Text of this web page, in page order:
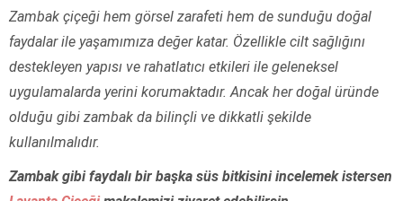
Zambak çiçeği hem görsel zarafeti hem de sunduğu doğal
faydalar ile yaşamımıza değer katar. Özellikle cilt sağlığını
destekleyen yapısı ve rahatlatıcı etkileri ile geleneksel
uygulamalarda yerini korumaktadır. Ancak her doğal üründe
olduğu gibi zambak da bilinçli ve dikkatli şekilde
kullanılmalıdır.
Zambak gibi faydalı bir başka süs bitkisini incelemek istersen